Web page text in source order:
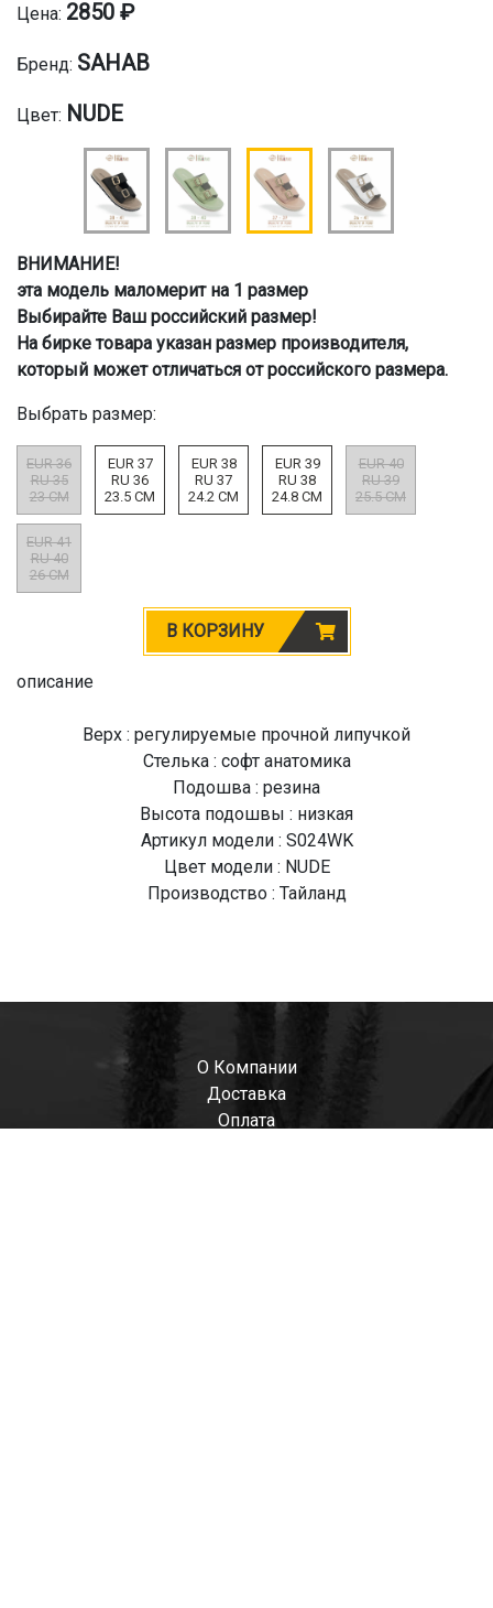
Цена: 2850 ₽
Бренд: SAHAB
Цвет: NUDE
ВНИМАНИЕ!
эта модель маломерит на 1 размер
Выбирайте Ваш российский размер!
На бирке товара указан размер производителя,
который может отличаться от российского размера.
Выбрать размер:
EUR 36
RU 35
23 CM
EUR 37
RU 36
23.5 CM
EUR 38
RU 37
24.2 CM
EUR 39
RU 38
24.8 CM
EUR 40
RU 39
25.5 CM
EUR 41
RU 40
26 CM
В КОРЗИНУ
описание
Верх : регулируемые прочной липучкой
Стелька : софт анатомика
Подошва : резина
Высота подошвы : низкая
Артикул модели : S024WK
Цвет модели : NUDE
Производство : Тайланд
О Компании
Доставка
Оплата